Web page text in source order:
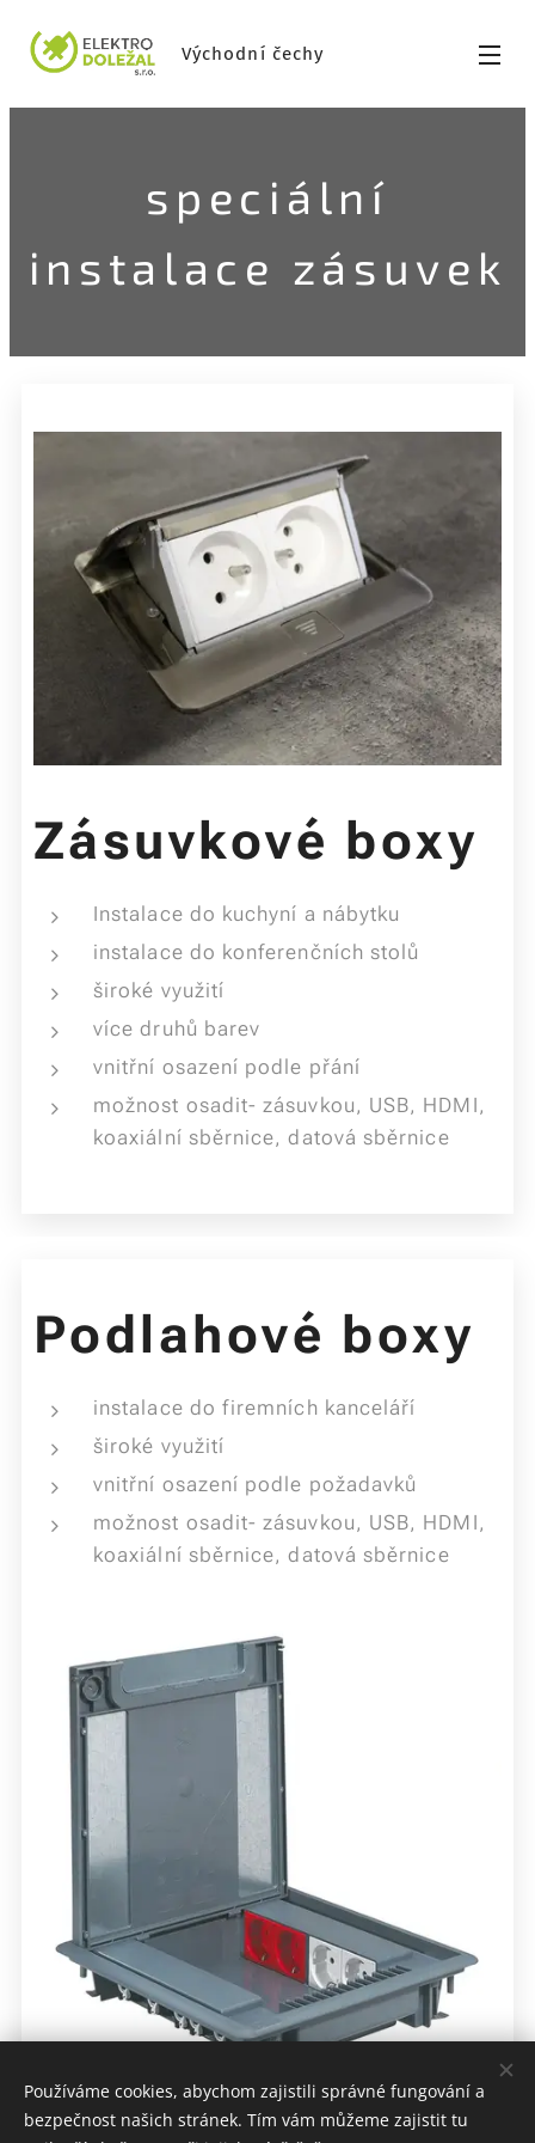
Východní čechy
speciální
instalace zásuvek
Zásuvkové boxy
Instalace do kuchyní a nábytku
instalace do konferenčních stolů
široké využití
více druhů barev
vnitřní osazení podle přání
možnost osadit- zásuvkou, USB, HDMI,
koaxiální sběrnice, datová sběrnice
Podlahové boxy
instalace do firemních kanceláří
široké využití
vnitřní osazení podle požadavků
možnost osadit- zásuvkou, USB, HDMI,
koaxiální sběrnice, datová sběrnice
Používáme cookies, abychom zajistili správné fungování a
bezpečnost našich stránek. Tím vám můžeme zajistit tu